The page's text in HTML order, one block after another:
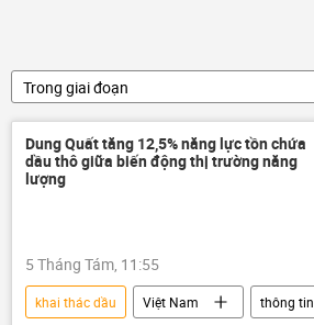
Trong giai đoạn
Dung Quất tăng 12,5% năng lực tồn chứa
dầu thô giữa biến động thị trường năng
lượng
5 Tháng Tám, 11:55
khai thác dầu Việt Nam
thông tin